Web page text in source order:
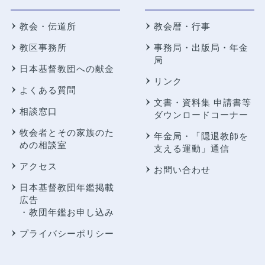
教会・伝道所
教区事務所
日本基督教団への献金
よくある質問
相談窓口
牧会者とその家族のた
めの相談室
アクセス
日本基督教団年鑑掲載
広告
・教団年鑑お申し込み
プライバシーポリシー
教会暦・行事
事務局・出版局・年金
局
リンク
文書・資料集 申請書等
ダウンロードコーナー
年金局・
「隠退教師を
支える運動」通信
お問い合わせ